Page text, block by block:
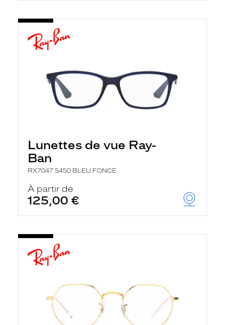
Lunettes de vue Ray-
Ban
RX7047 5450 BLEU FONCE
À partir de
125,00 €